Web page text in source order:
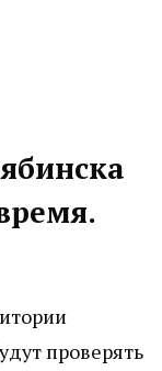
проверять